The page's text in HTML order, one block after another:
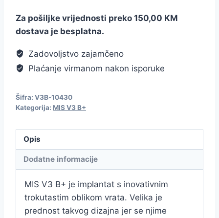
Za pošiljke vrijednosti preko 150,00 KM
dostava je besplatna.
Zadovoljstvo zajamčeno
Plaćanje virmanom nakon isporuke
Šifra: V3B-10430
Kategorija: MIS V3 B+
Opis
Dodatne informacije
MIS V3 B+ je implantat s inovativnim
trokutastim oblikom vrata. Velika je
prednost takvog dizajna jer se njime